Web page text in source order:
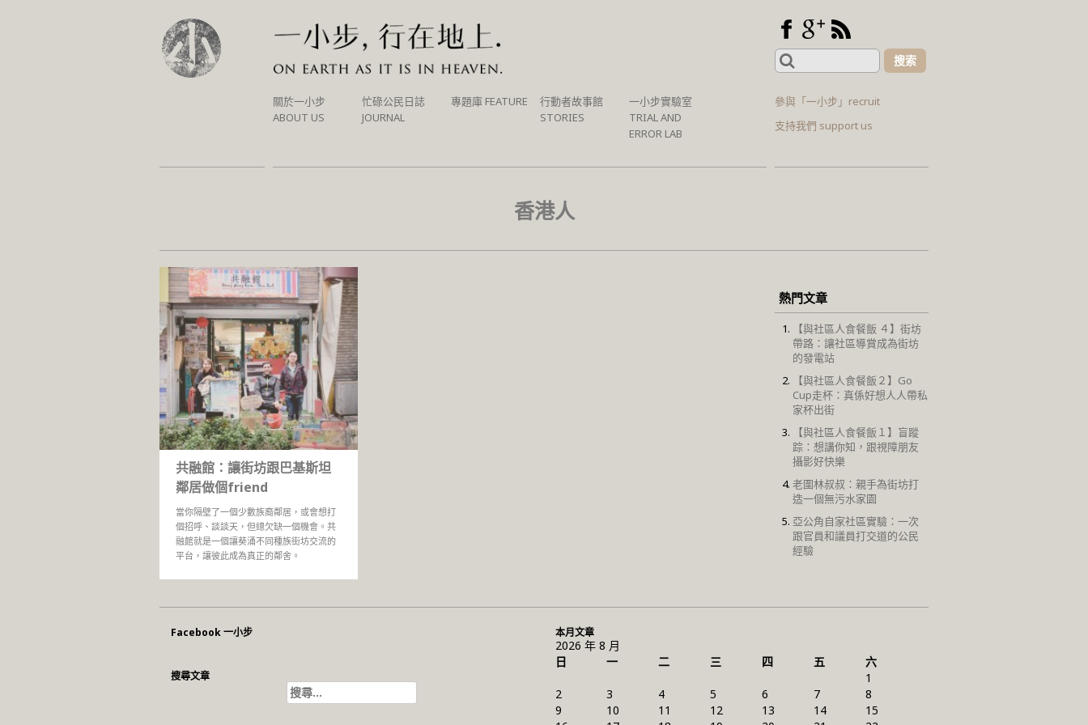
Search
for:
SKIP
TO
關於一小步
ABOUT US
忙碌公民日誌
JOURNAL
專題庫 FEATURE
行動者故事館
STORIES
一小步實驗室
TRIAL AND
ERROR LAB
參與「一小步」recruit
支持我們 support us
香港人
共融館：讓街坊跟巴基斯坦
鄰居做個friend
當你隔壁了一個少數族裔鄰居，或會想打
個招呼、談談天，但總欠缺一個機會。共
融館就是一個讓葵涌不同種族街坊交流的
平台，讓彼此成為真正的鄰舍。
熱門文章
【與社區人食餐飯 ４】街坊
帶路：讓社區導賞成為街坊
的發電站
【與社區人食餐飯２】Go
Cup走杯：真係好想人人帶私
家杯出街
【與社區人食餐飯１】盲蹤
踪：想講你知，跟視障朋友
攝影好快樂
老圍林叔叔：親手為街坊打
造一個無污水家園
亞公角自家社區實驗：一次
跟官員和議員打交道的公民
經驗
Facebook 一小步
搜尋文章
搜
尋
本月文章
2026 年 8 月
日
一 二 三 四 五
六
1
2
3 4 5 6 7
8
9
10 11 12 13 14
15